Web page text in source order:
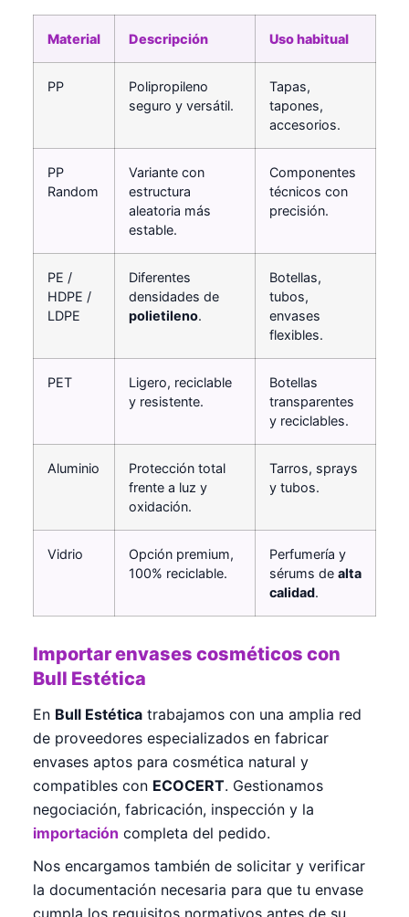
Material Descripción Uso habitual
PP
Polipropileno
seguro y versátil.
Tapas,
tapones,
accesorios.
PP
Random
Variante con
estructura
aleatoria más
estable.
Componentes
técnicos con
precisión.
PE /
HDPE /
LDPE
Diferentes
densidades de
polietileno.
Botellas,
tubos,
envases
flexibles.
PET
Ligero, reciclable
y resistente.
Botellas
transparentes
y reciclables.
Aluminio
Protección total
frente a luz y
oxidación.
Tarros, sprays
y tubos.
Vidrio
Opción premium,
100% reciclable.
Perfumería y
sérums de alta
calidad.
Importar envases cosméticos con
Bull Estética
En Bull Estética trabajamos con una amplia red
de proveedores especializados en fabricar
envases aptos para cosmética natural y
compatibles con ECOCERT. Gestionamos
negociación, fabricación, inspección y la
importación completa del pedido.
Nos encargamos también de solicitar y verificar
la documentación necesaria para que tu envase
cumpla los requisitos normativos antes de su